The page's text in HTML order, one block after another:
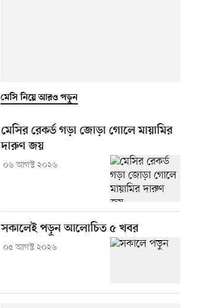
মেসি নিয়ে আরও পড়ুন
মেসির রেকর্ড গড়া জোড়া গোলে মায়ামির
দারুণ জয়
০৬ আগস্ট ২০২৬
সকালেই পড়ুন আলোচিত ৫ খবর
০৫ আগস্ট ২০২৬